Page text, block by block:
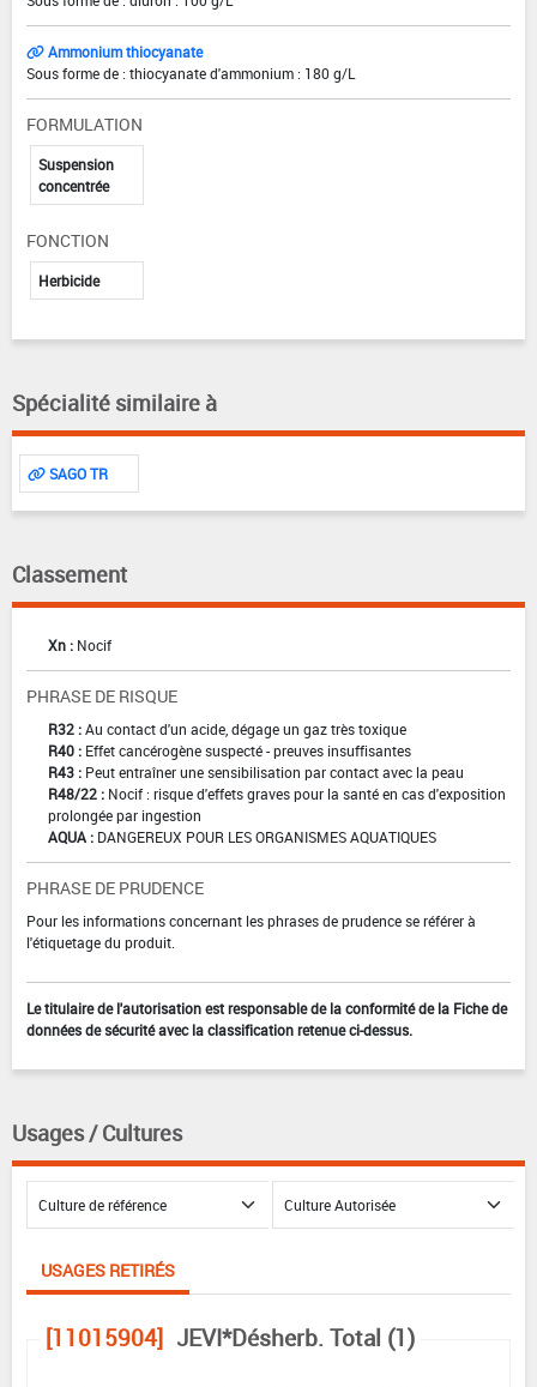
Ammonium thiocyanate
Sous forme de : thiocyanate d'ammonium : 180 g/L
FORMULATION
Suspension
concentrée
FONCTION
Herbicide
Spécialité similaire à
SAGO TR
Classement
Xn : Nocif
PHRASE DE RISQUE
R32 :Au contact d'un acide, dégage un gaz très toxique
R40 : Effet cancérogène suspecté - preuves insuffisantes
R43 : Peut entraîner une sensibilisation par contact avec la peau
R48/22 : Nocif : risque d'effets graves pour la santé en cas d'exposition
prolongée par ingestion
AQUA : DANGEREUX POUR LES ORGANISMES AQUATIQUES
PHRASE DE PRUDENCE
Pour les informations concernant les phrases de prudence se référer à
l'étiquetage du produit.
Le titulaire de l'autorisation est responsable de la conformité de la Fiche de
données de sécurité avec la classification retenue ci-dessus.
Usages / Cultures
USAGES RETIRÉS
[11015904] JEVI*Désherb. Total (1)